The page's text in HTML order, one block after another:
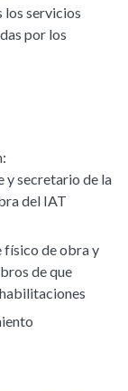
servicios
por los
y secretario de la
obra del IAT
físico de obra y
de que
OSE